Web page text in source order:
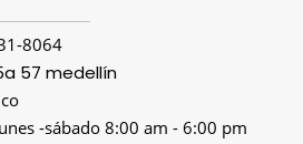
8064
57 medellín
-sábado 8:00 am - 6:00 pm